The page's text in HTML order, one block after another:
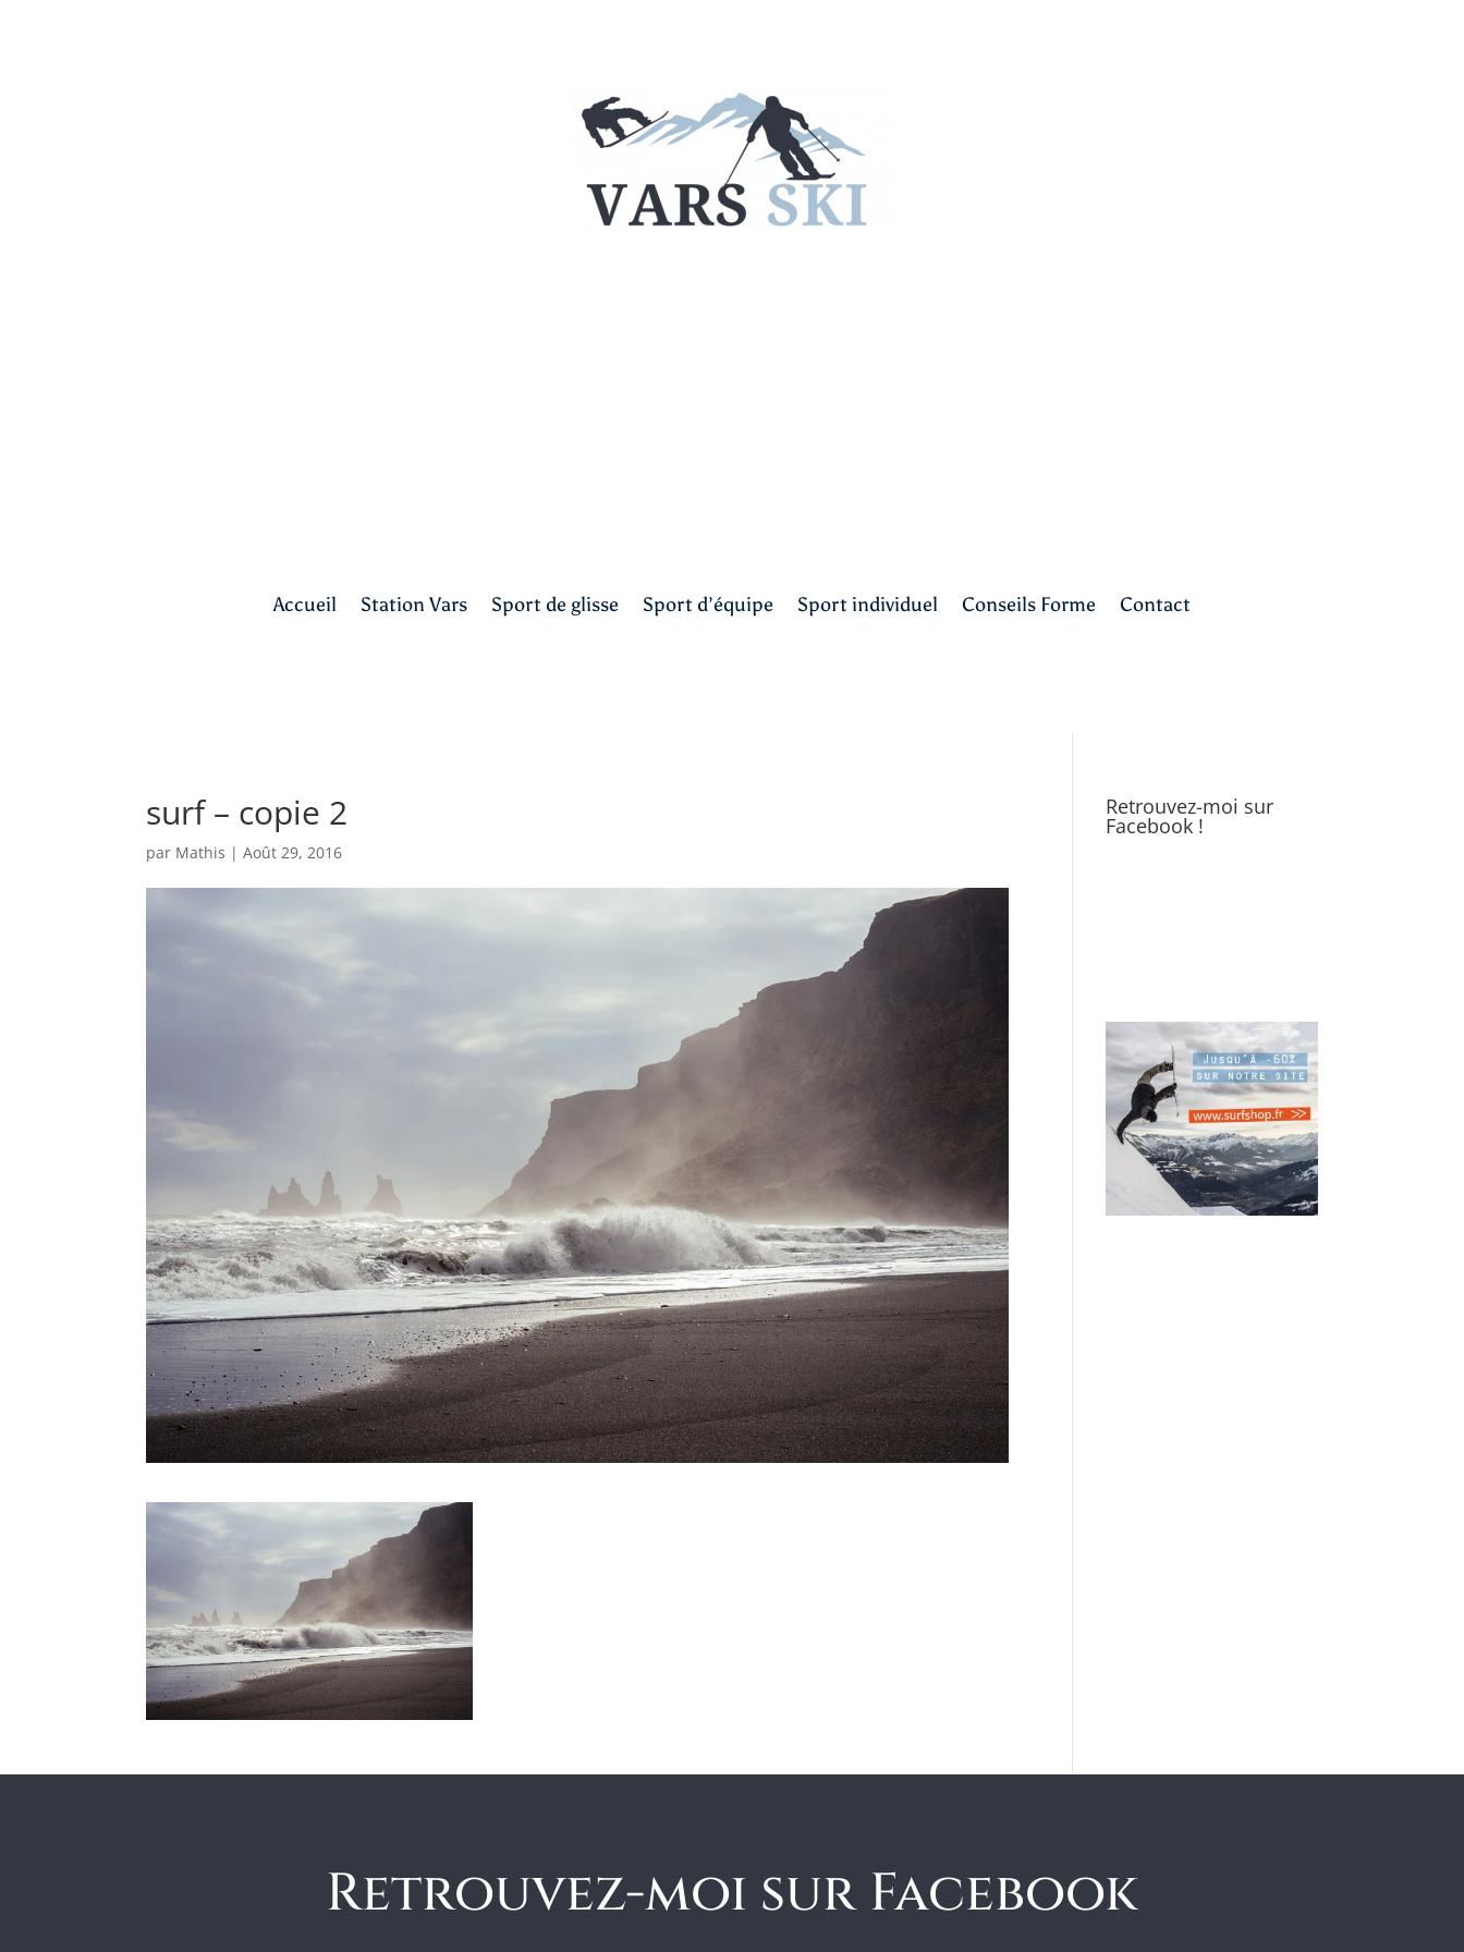
Accueil Station Vars Sport de glisse Sport d’équipe Sport individuel Conseils Forme Contact
surf – copie 2
par Mathis |Août 29, 2016
Retrouvez-moi sur
Facebook !
Retrouvez-moi sur Facebook